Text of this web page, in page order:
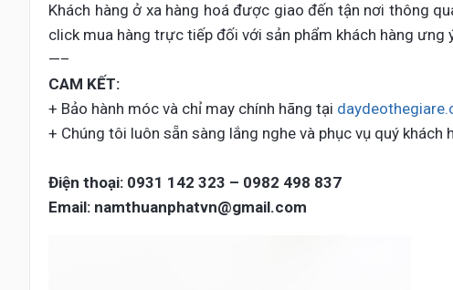
Khách hàng ở xa hàng hoá được giao đến tận nơi thông
click mua hàng trực tiếp đối với sản phẩm khách hàng ưng
—–
CAM KẾT:
+ Bảo hành móc và chỉ may chính hãng tại
+ Chúng tôi luôn sẵn sàng lắng nghe và phục vụ quý
Điện thoại: 0931 142 323 – 0982 498 837
Email: namthuanphatvn@gmail.com